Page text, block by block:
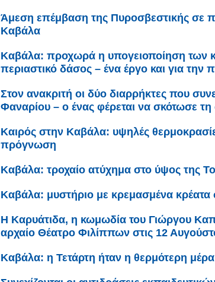
Άμεση επέμβαση της Πυροσβεστικής σε
Καβάλα
Καβάλα: προχωρά η υπογειοποίηση των
περιαστικό δάσος – ένα έργο και για
Στον ανακριτή οι δύο διαρρήκτες που
Φαναρίου – ο ένας φέρεται να σκότωσε τη
Καιρός στην Καβάλα: υψηλές
πρόγνωση
Καβάλα: τροχαίο ατύχημα στο ύψος της
Καβάλα: μυστήριο με κρεμασμένα
Η Καρυάτιδα, η κωμωδία του Γιώργου
αρχαίο Θέατρο Φιλίππων στις 12
Καβάλα: η Τετάρτη ήταν η θερμότερη μέρα